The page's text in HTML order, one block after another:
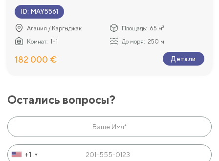
ID: MAY5561
Алания / Каргыджак Площадь: 65 м²
Комнат: 1+1 До моря: 250 м
182 000 € Детали
Остались вопросы?
+1